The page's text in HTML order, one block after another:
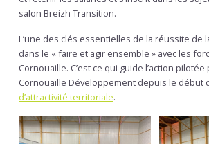
salon Breizh Transition.
L’une des clés essentielles de la réussite de
dans le « faire et agir ensemble » avec les
Cornouaille. C’est ce qui guide l’action
Cornouaille Développement depuis le début
d’attractivité territoriale.